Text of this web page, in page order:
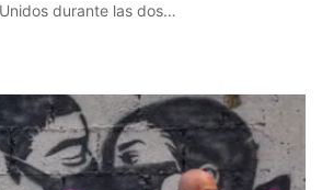
durante las dos…